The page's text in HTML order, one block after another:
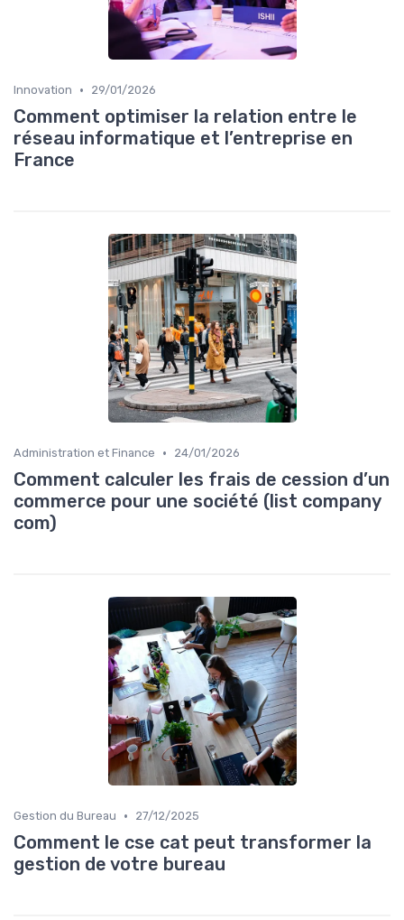
Innovation • 29/01/2026
Comment optimiser la relation entre le
réseau informatique et l’entreprise en
France
Administration et Finance • 24/01/2026
Comment calculer les frais de cession d’un
commerce pour une société (list company
com)
Gestion du Bureau • 27/12/2025
Comment le cse cat peut transformer la
gestion de votre bureau